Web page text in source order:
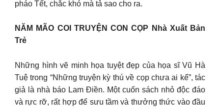
pháo Tết, chắc khó mà tả sao cho ra.
NĂM MÃO COI TRUYỆN CON CỌP Nhà Xuất Bản
Trẻ
Những hình vẽ minh họa tuyệt đẹp của họa sĩ Vũ Hà
Tuệ trong “Những truyện kỳ thú về cọp chưa ai kể”, tác
giả là nhà báo Lam Điền. Một cuốn sách nhỏ độc đáo
và rực rỡ, rất hợp để sưu tầm và thưởng thức vào đầu